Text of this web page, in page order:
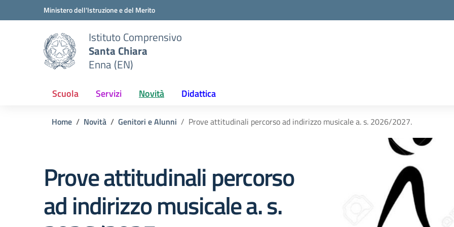
Vai ai contenuti
Vai al menu di navigazioneMinistero dell'Istruzione e del Merito
Istituto Comprensivo
Santa Chiara
Enna (EN)
Scuola Servizi Novità Didattica
Home Novità Genitori e Alunni Prove attitudinali percorso ad indirizzo musicale a. s. 2026/2027.
Prove attitudinali percorso
ad indirizzo musicale a. s.